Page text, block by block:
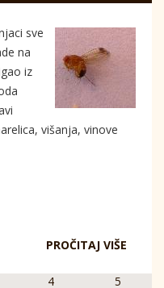
sve
na
iz
višanja, vinove
PROČITAJ VIŠE
4 5